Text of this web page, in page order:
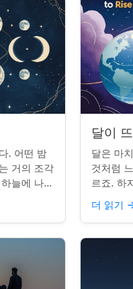
. 어떤 밤
거의 조각
늘에 나타
가 아닙니
달이
달은 마
것처럼
르죠. 하
순히 달
핵심 통찰
더 읽기